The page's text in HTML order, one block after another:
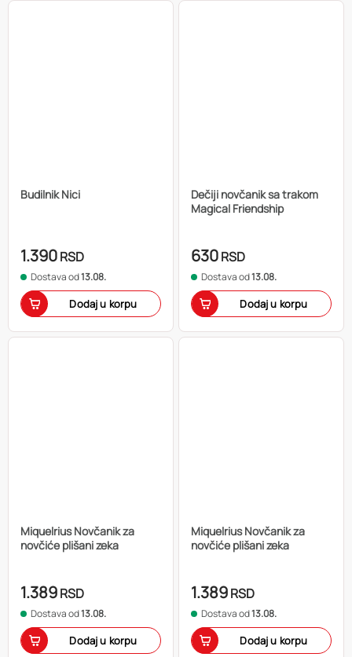
Budilnik Nici
1.390RSD
Dostava od13.08.
Dodaj u korpu
Dečiji novčanik sa trakom
Magical Friendship
630RSD
Dostava od13.08.
Dodaj u korpu
Miquelrius Novčanik za
novčiće plišani zeka
1.389RSD
Dostava od13.08.
Dodaj u korpu
Miquelrius Novčanik za
novčiće plišani zeka
1.389RSD
Dostava od13.08.
Dodaj u korpu